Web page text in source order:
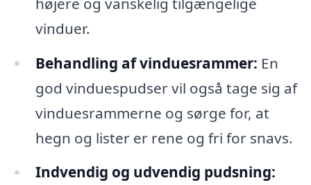
vinduer.
Behandling af vinduesrammer: En
god vinduespudser vil også tage sig af
vinduesrammerne og sørge for, at
hegn og lister er rene og fri for snavs.
Indvendig og udvendig pudsning: